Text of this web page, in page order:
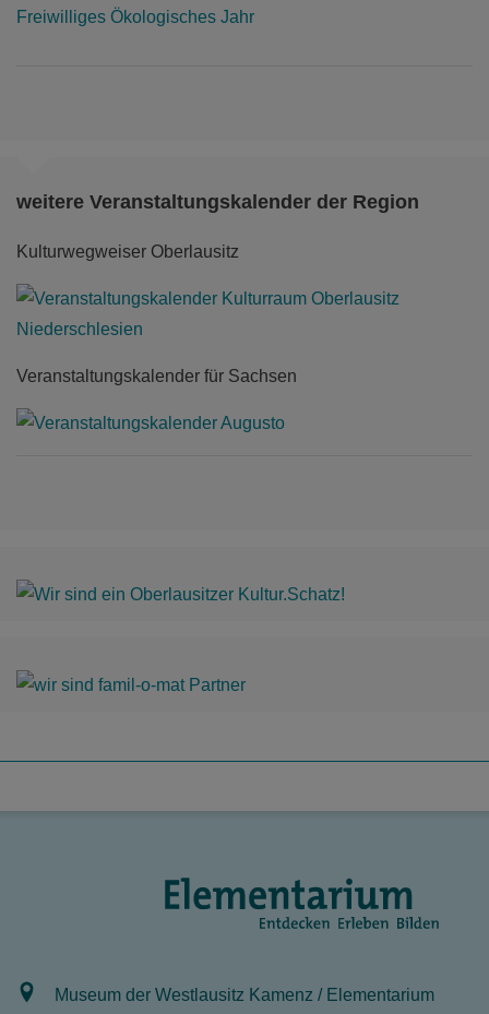
Freiwilliges Ökologisches Jahr
weitere Veranstaltungskalender der Region
Kulturwegweiser Oberlausitz
Veranstaltungskalender für Sachsen
Museum der Westlausitz Kamenz / Elementarium